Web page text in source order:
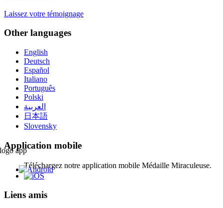
Laissez votre témoignage
Other languages
English
Deutsch
Español
Italiano
Português
Polski
العربية
日本語
Slovensky
Application mobile
Téléchargez notre application mobile Médaille Miraculeuse.
Liens amis